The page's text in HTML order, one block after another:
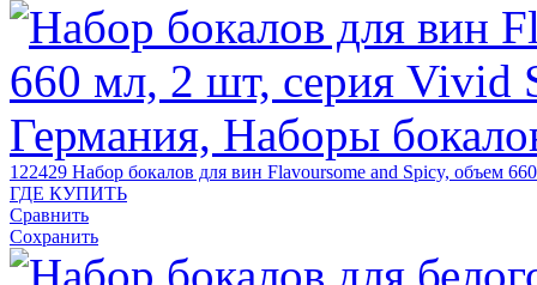
122429 Набор бокалов для вин Flavoursome and Spicy, объем
ГДЕ КУПИТЬ
Сравнить
Сохранить